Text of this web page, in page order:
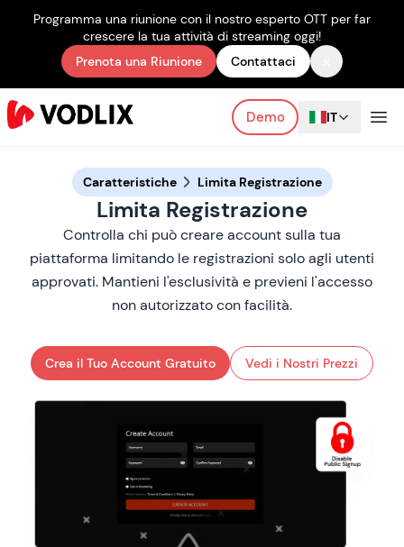
Programma una riunione con il nostro esperto OTT per far
crescere la tua attività di streaming oggi!
Prenota una Riunione
Contattaci
Demo IT
Caratteristiche Limita Registrazione
Limita Registrazione
Controlla chi può creare account sulla tua
piattaforma limitando le registrazioni solo agli utenti
approvati. Mantieni l'esclusività e previeni l'accesso
non autorizzato con facilità.
Crea il Tuo Account Gratuito Vedi i Nostri Prezzi